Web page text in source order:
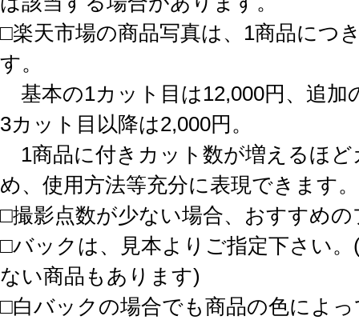
□楽天市場の商品写真は、1商品につ
す。
基本の1カット目は12,000円、追加
3カット目以降は2,000円。
1商品に付きカット数が増えるほど
め、使用方法等充分に表現できます。
□撮影点数が少ない場合、おすすめ
□バックは、見本よりご指定下さい
ない商品もあります)
□白バックの場合でも商品の色によ